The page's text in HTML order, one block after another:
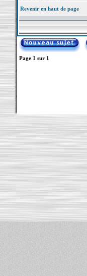
Revenir en haut de page
Page 1 sur 1